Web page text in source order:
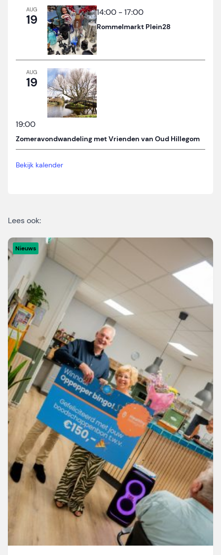
AUG
19 14:00 -17:00
Rommelmarkt Plein28
AUG
19
19:00
Zomeravondwandeling met Vrienden van Oud Hillegom
Bekijk kalender
Lees ook:
Nieuws